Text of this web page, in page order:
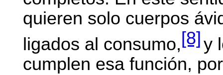
quieren solo cuerpos
ligados al consumo, [8] y
cumplen esa función,